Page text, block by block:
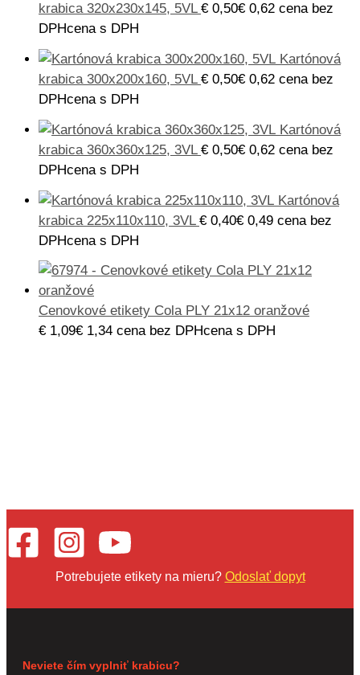
krabica 320x230x145, 5VL € 0,50€ 0,62 cena bez
DPHcena s DPH
Kartónová
krabica 300x200x160, 5VL € 0,50€ 0,62 cena bez
DPHcena s DPH
Kartónová
krabica 360x360x125, 3VL € 0,50€ 0,62 cena bez
DPHcena s DPH
Kartónová
krabica 225x110x110, 3VL € 0,40€ 0,49 cena bez
DPHcena s DPH
Cenovkové etikety Cola PLY 21x12 oranžové
€ 1,09€ 1,34 cena bez DPHcena s DPH
Potrebujete etikety na mieru? Odoslať dopyt
Neviete čím vyplniť krabicu?